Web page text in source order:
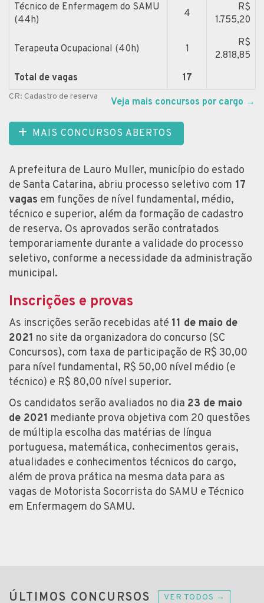
Técnico de Enfermagem do SAMU
(44h)
4
R$
1.755,20
Terapeuta Ocupacional (40h) 1
R$
2.818,85
Total de vagas
17
CR: Cadastro de reserva Veja mais concursos por cargo →
MAIS CONCURSOS ABERTOS
A prefeitura de Lauro Muller, município do estado
de Santa Catarina, abriu processo seletivo com 17
vagas em funções de nível fundamental, médio,
técnico e superior, além da formação de cadastro
de reserva. Os aprovados serão contratados
temporariamente durante a validade do processo
seletivo, conforme a necessidade da administração
municipal.
Inscrições e provas
As inscrições serão recebidas até 11 de maio de
2021 no site da organizadora do concurso (SC
Concursos), com taxa de participação de R$ 30,00
para nível fundamental, R$ 50,00 nível médio (e
técnico) e R$ 80,00 nível superior.
Os candidatos serão avaliados no dia 23 de maio
de 2021 mediante prova objetiva com 20 questões
de múltipla escolha das matérias de língua
portuguesa, matemática, conhecimentos gerais,
atualidades e conhecimentos técnicos do cargo,
além de prova prática na mesma data para as
vagas de Motorista Socorrista do SAMU e Técnico
em Enfermagem do SAMU.
ÚLTIMOS CONCURSOS VER TODOS →